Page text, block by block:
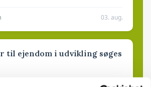
03. aug.
til ejendom i udvikling søges